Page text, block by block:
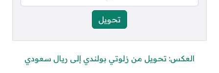
العكس: تحويل من زلوتي بولندي إلى ريال سعودي